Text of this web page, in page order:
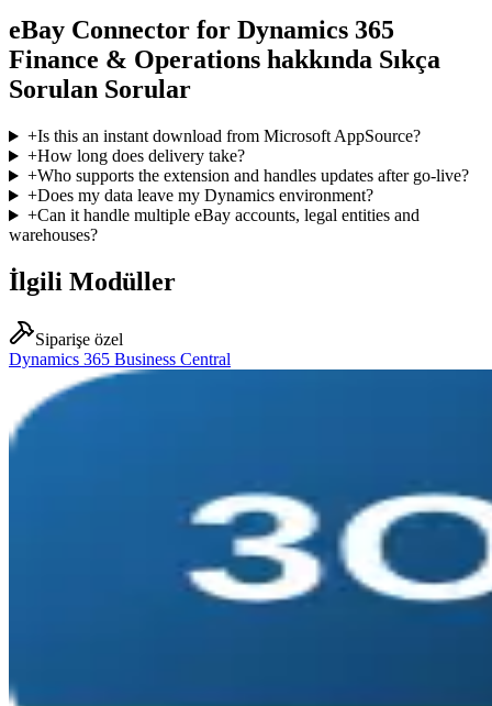
eBay Connector for Dynamics 365
Finance & Operations hakkında Sıkça
Sorulan Sorular
+Is this an instant download from Microsoft AppSource?
+How long does delivery take?
+Who supports the extension and handles updates after go-live?
+Does my data leave my Dynamics environment?
+Can it handle multiple eBay accounts, legal entities and
warehouses?
İlgili Modüller
Siparişe özel
Dynamics 365 Business Central